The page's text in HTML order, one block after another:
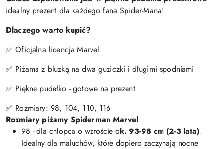
idealny prezent dla każdego fana Spider-Mana!
Dlaczego warto kupić?
✅ Oficjalna licencja Marvel
✅ Piżama z bluzką na dwa guziczki i długimi spodniami
✅ Piękne pudełko - gotowe na prezent
✅ Rozmiary: 98, 104, 110, 116
Rozmiary piżamy Spiderman Marvel
98 - dla chłopca o wzroście ok. 93-98 cm (2-3 lata).
Idealny dla maluchów, które dopiero zaczynają nocne